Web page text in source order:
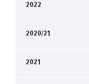
2022
2020/21
2021